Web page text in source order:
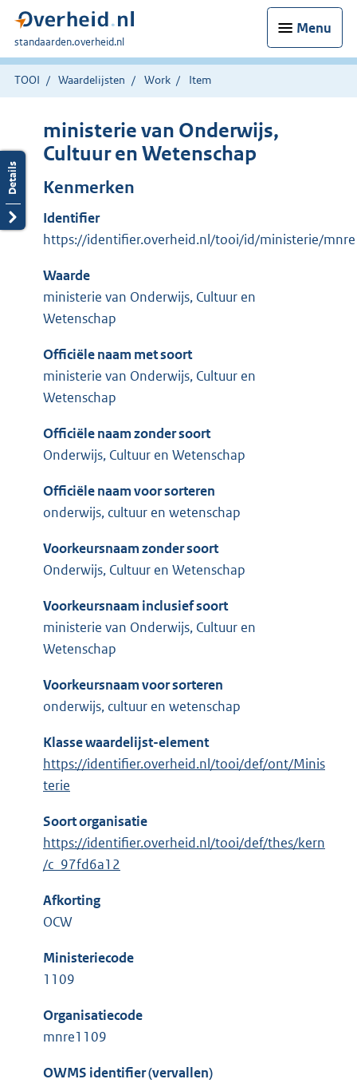
Menu
U
bent
hier:
standaarden.overheid.nl
TOOI Waardelijsten Work Item
ministerie van Onderwijs,
Cultuur en Wetenschap
Kenmerken
Identifier
https://identifier.overheid.nl/tooi/id/ministerie/
Waarde
ministerie van Onderwijs, Cultuur en
Wetenschap
Officiële naam met soort
ministerie van Onderwijs, Cultuur en
Wetenschap
Officiële naam zonder soort
Onderwijs, Cultuur en Wetenschap
Officiële naam voor sorteren
onderwijs, cultuur en wetenschap
Voorkeursnaam zonder soort
Onderwijs, Cultuur en Wetenschap
Voorkeursnaam inclusief soort
ministerie van Onderwijs, Cultuur en
Wetenschap
Voorkeursnaam voor sorteren
onderwijs, cultuur en wetenschap
Klasse waardelijst-element
https://identifier.overheid.nl/tooi/def/ont/Minis
terie
Soort organisatie
https://identifier.overheid.nl/tooi/def/thes/kern
/c_97fd6a12
Afkorting
OCW
Ministeriecode
1109
Organisatiecode
mnre1109
OWMS identifier (vervallen)